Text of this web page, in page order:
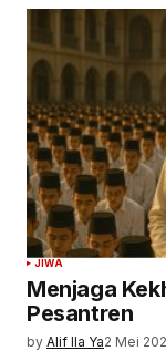
JIWA
Menjaga
Pesantren
by Alif Ila Ya2 Mei